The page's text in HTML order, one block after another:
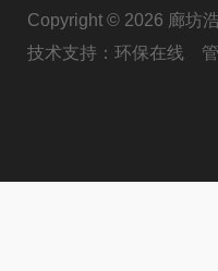
Copyright © 2026 廊坊
技术支持： 环保在线